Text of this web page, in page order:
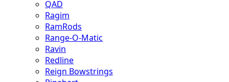
QAD
Ragim
RamRods
Range-O-Matic
Ravin
Redline
Reign Bowstrings